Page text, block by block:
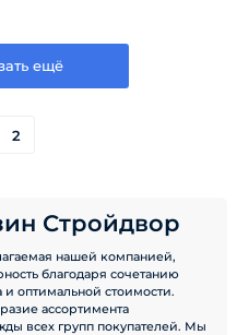
ещё
2
Стройдвор
нашей компанией,
благодаря сочетанию
и оптимальной стоимости.
ассортимента
всех групп покупателей. Мы